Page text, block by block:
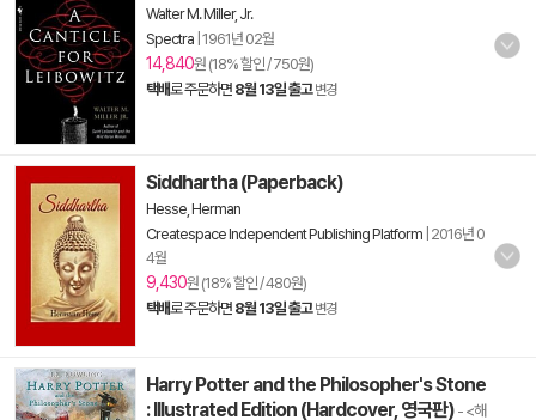
Walter M. Miller, Jr.
Spectra 1961년 02월
14,840원 (18% 할인 / 750원)
택배로 주문하면 8월 13일 출고 변경
Siddhartha (Paperback)
Hesse, Herman
Createspace Independent Publishing Platform 2016년 0
4월
9,430원 (18% 할인 / 480원)
택배로 주문하면 8월 13일 출고 변경
Harry Potter and the Philosopher's Stone
: Illustrated Edition (Hardcover, 영국판) - <해